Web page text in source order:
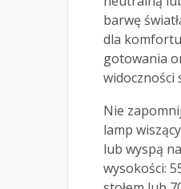
barwę
dla
gotowania
widoczności
Nie
lamp
lub wyspą
wysokości: